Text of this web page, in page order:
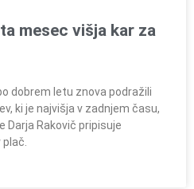
mesec višja kar za
dobrem letu znova podražili
ki je najvišja v zadnjem času,
Darja Rakovič pripisuje